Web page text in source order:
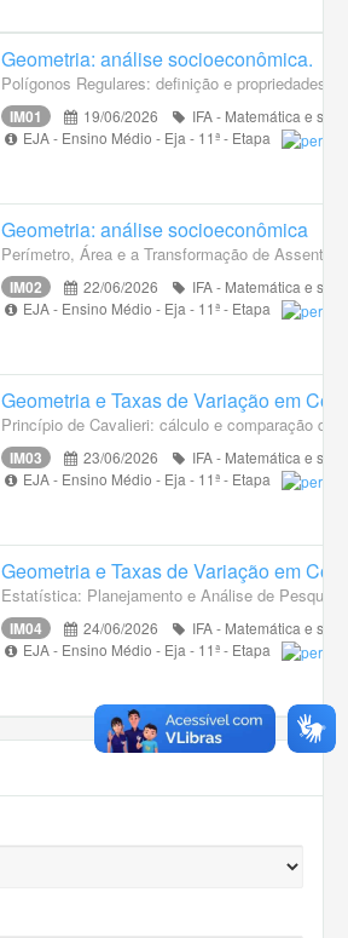
Geometria: análise socioeconômica.
Polígonos Regulares: definição e propriedades;
IM01 19/06/2026
IFA - Matemática e
EJA - Ensino Médio - Eja - 11ª - Etapa
Geometria: análise socioeconômica
Perímetro, Área e a Transformação de
IM02 22/06/2026
IFA - Matemática e
EJA - Ensino Médio - Eja - 11ª - Etapa
Geometria e Taxas de Variação em
Princípio de Cavalieri: cálculo e comparação
IM03 23/06/2026
IFA - Matemática e
EJA - Ensino Médio - Eja - 11ª - Etapa
Geometria e Taxas de Variação em
Estatística: Planejamento e Análise de
IM04 24/06/2026
IFA - Matemática e
EJA - Ensino Médio - Eja - 11ª - Etapa